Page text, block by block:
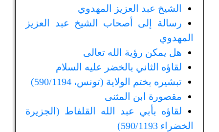
الشيخ عبد العزيز المهدوي
رسالة إلى أصحاب الشيخ عبد العزيز
المهدوي
هل يمكن رؤية الله تعالى
لقاؤه الثاني بالخضر عليه السلام
تبشيره بختم الولاية (تونس، 590/1194)
مقصورة ابن المثنى
لقاؤه بأبي عبد الله القلفاط (الجزيرة
الخضراء 590/1193)